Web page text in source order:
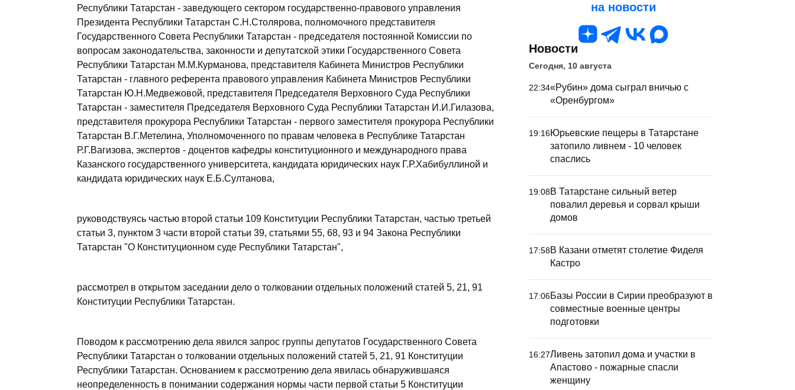
Республики Татарстан - заведующего сектором государственно-правового управления
Президента Республики Татарстан С.Н.Столярова, полномочного представителя
Государственного Совета Республики Татарстан - председателя постоянной Комиссии по
вопросам законодательства, законности и депутатской этики Государственного Совета
Республики Татарстан М.М.Курманова, представителя Кабинета Министров Республики
Татарстан - главного референта правового управления Кабинета Министров Республики
Татарстан Ю.Н.Медвежовой, представителя Председателя Верховного Суда Республики
Татарстан - заместителя Председателя Верховного Суда Республики Татарстан И.И.Гилазова,
представителя прокурора Республики Татарстан - первого заместителя прокурора Республики
Татарстан В.Г.Метелина, Уполномоченного по правам человека в Республике Татарстан
Р.Г.Вагизова, экспертов - доцентов кафедры конституционного и международного права
Казанского государственного университета, кандидата юридических наук Г.Р.Хабибуллиной и
кандидата юридических наук Е.Б.Султанова,
руководствуясь частью второй статьи 109 Конституции Республики Татарстан, частью третьей
статьи 3, пунктом 3 части второй статьи 39, статьями 55, 68, 93 и 94 Закона Республики
Татарстан "О Конституционном суде Республики Татарстан",
рассмотрел в открытом заседании дело о толковании отдельных положений статей 5, 21, 91
Конституции Республики Татарстан.
Поводом к рассмотрению дела явился запрос группы депутатов Государственного Совета
Республики Татарстан о толковании отдельных положений статей 5, 21, 91 Конституции
Республики Татарстан. Основанием к рассмотрению дела явилась обнаружившаяся
неопределенность в понимании содержания нормы части первой статьи 5 Конституции
на новости
Новости
Сегодня, 10 августа
22:34«Рубин» дома сыграл вничью с
«Оренбургом»
19:16Юрьевские пещеры в Татарстане
затопило ливнем - 10 человек
спаслись
19:08В Татарстане сильный ветер
повалил деревья и сорвал крыши
домов
17:58В Казани отметят столетие Фиделя
Кастро
17:06Базы России в Сирии преобразуют в
совместные военные центры
подготовки
16:27Ливень затопил дома и участки в
Апастово - пожарные спасли
женщину